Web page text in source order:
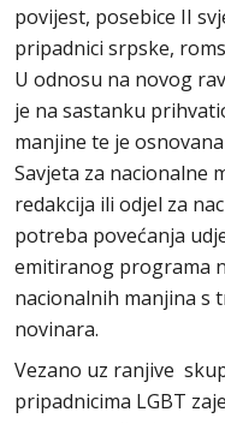
povijest, posebice II
pripadnici srpske,
U odnosu na novog
je na sastanku
manjine te je
Savjeta za nacionalne
redakcija ili odjel za
potreba povećanja
emitiranog programa
nacionalnih manjina s
novinara.
Vezano uz ranjive
pripadnicima LGBT